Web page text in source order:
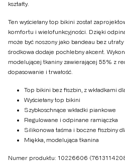
kształty.
Ten wyściełany top bikini został
komfortu i wielofunkcyjności. Dzięki
może być noszony jako bandeau bez
środkowa dodaje pochlebny akcent.
modelującej tkaniny zawierającej 55% z
dopasowanie i trwałość.
Top bikini bez fiszbin, z wkładkami
Wyściełany top bikini
Szybkoschnące wkładki piankowe
Regulowane i odpinane ramiączka
Silikonowa taśma i boczne fiszbiny
Miękka, modelująca tkanina
Numer produktu: 10226606